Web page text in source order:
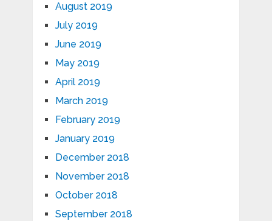
August 2019
July 2019
June 2019
May 2019
April 2019
March 2019
February 2019
January 2019
December 2018
November 2018
October 2018
September 2018